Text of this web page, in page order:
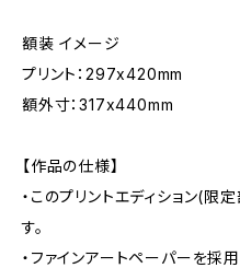
額装 イメージ
プリント：297x420mm
額外寸：317x440mm
【作品の仕様】
・このプリントエディション(
す。
・ファインアートペーパーを採用